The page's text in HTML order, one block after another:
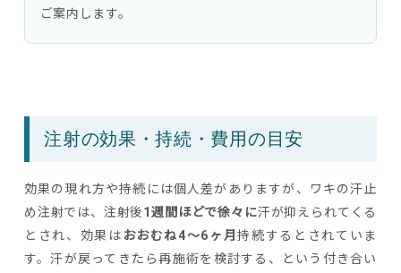
ご案内します。
注射の効果・持続・費用の目安
効果の現れ方や持続には個人差がありますが、ワキの汗止
め注射では、注射後1週間ほどで徐々に汗が抑えられてくる
とされ、効果は おおむね4〜6ヶ月持続するとされていま
す。汗が戻ってきたら再施術を検討する、という付き合い